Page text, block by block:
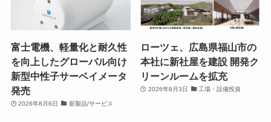
富士電機、軽量化と耐久性
を向上したグローバル向け
新型中性子サーベイメータ
発売
2026年8月6日 新製品/サービス
ローツェ、広島県福山市の
本社に新社屋を建設 開発ク
リーンルームを拡充
2026年8月3日 工場・設備投資